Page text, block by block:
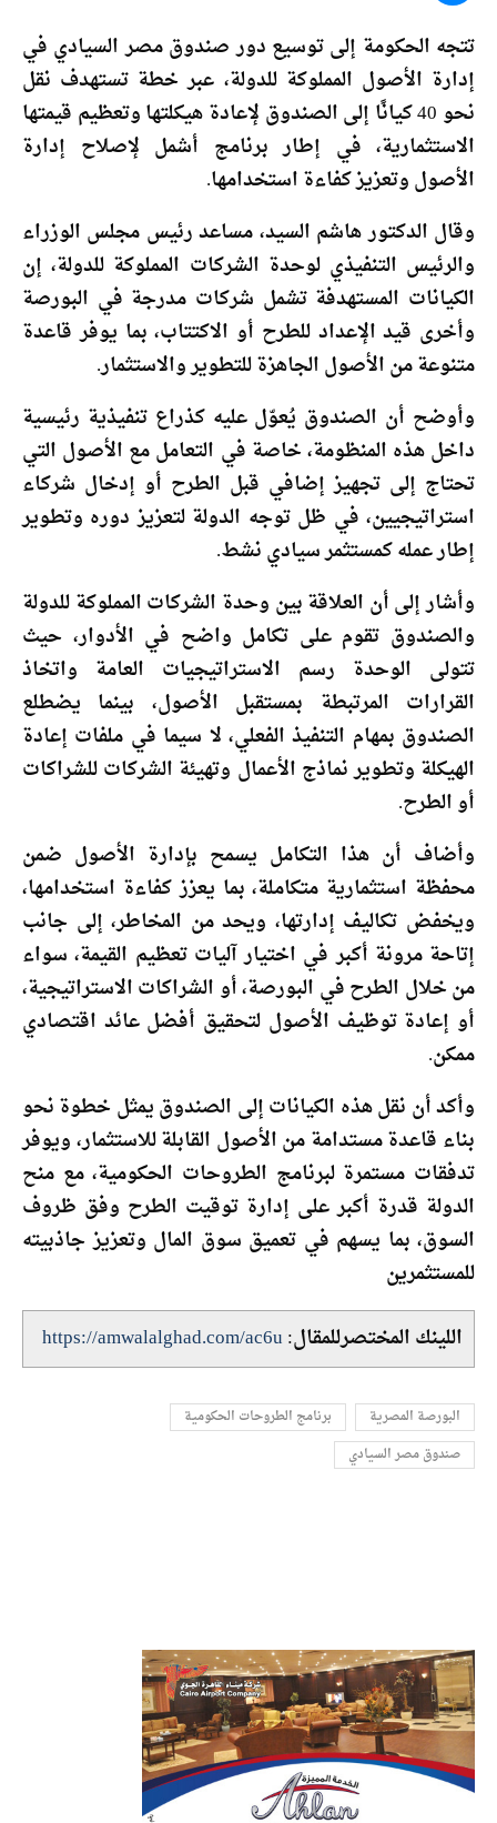
تتجه الحكومة إلى توسيع دورصندوق مصر السيادي في
إدارة الأصول المملوكة للدولة، عبر خطة تستهدف نقل
نحو 40 كيانًا إلى الصندوق لإعادة هيكلتها وتعظيم قيمتها
الاستثمارية، في إطار برنامج أشمل لإصلاح إدارة
الأصول وتعزيز كفاءة استخدامها.
وقال الدكتورهاشم السيد، مساعد رئيس مجلس الوزراء
والرئيس التنفيذي لوحدة الشركات المملوكة للدولة، إن
الكيانات المستهدفة تشمل شركات مدرجة في البورصة
وأخرى قيد الإعداد للطرح أو الاكتتاب، بما يوفر قاعدة
متنوعة من الأصول الجاهزة للتطوير والاستثمار.
وأوضح أن الصندوق يُعوّل عليه كذراع تنفيذية رئيسية
داخل هذه المنظومة، خاصة في التعامل مع الأصول التي
تحتاج إلى تجهيز إضافي قبل الطرح أو إدخال شركاء
استراتيجيين، في ظل توجه الدولة لتعزيز دوره وتطوير
إطار عمله كمستثمر سيادي نشط.
وأشار إلى أن العلاقة بين وحدة الشركات المملوكة للدولة
والصندوق تقوم على تكامل واضح في الأدوار، حيث
تتولى الوحدة رسم الاستراتيجيات العامة واتخاذ
القرارات المرتبطة بمستقبل الأصول، بينما يضطلع
الصندوق بمهام التنفيذ الفعلي، لا سيما في ملفات إعادة
الهيكلة وتطوير نماذج الأعمال وتهيئة الشركات للشراكات
أو الطرح.
وأضاف أن هذا التكامل يسمح بإدارة الأصول ضمن
محفظة استثمارية متكاملة، بما يعزز كفاءة استخدامها،
ويخفض تكاليف إدارتها، ويحد من المخاطر، إلى جانب
إتاحة مرونة أكبر في اختيار آليات تعظيم القيمة، سواء
من خلال الطرح في البورصة، أو الشراكات الاستراتيجية،
أو إعادة توظيف الأصول لتحقيق أفضل عائد اقتصادي
ممكن.
وأكد أن نقل هذه الكيانات إلى الصندوق يمثل خطوة نحو
بناء قاعدة مستدامة من الأصول القابلة للاستثمار، ويوفر
تدفقات مستمرة لبرنامج الطروحات الحكومية، مع منح
الدولة قدرة أكبر على إدارة توقيت الطرح وفق ظروف
السوق، بما يسهم في تعميق سوق المال وتعزيز جاذبيته
للمستثمرين
اللينك المختصرللمقال:https://amwalalghad.com/ac6u
البورصة المصرية
برنامج الطروحات الحكومية
صندوق مصر السيادي